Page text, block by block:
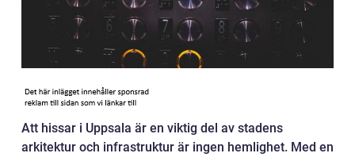
Att hissar i Uppsala är en viktig del av stadens
arkitektur och infrastruktur är ingen hemlighet. Med en